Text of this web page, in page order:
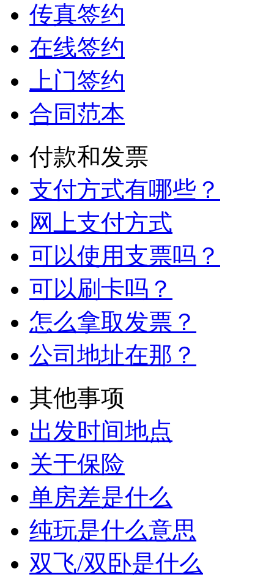
传真签约
在线签约
上门签约
合同范本
付款和发票
支付方式有哪些？
网上支付方式
可以使用支票吗？
可以刷卡吗？
怎么拿取发票？
公司地址在那？
其他事项
出发时间地点
关于保险
单房差是什么
纯玩是什么意思
双飞/双卧是什么